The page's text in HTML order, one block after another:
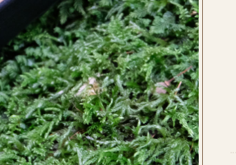
E ORDINA IL TUO